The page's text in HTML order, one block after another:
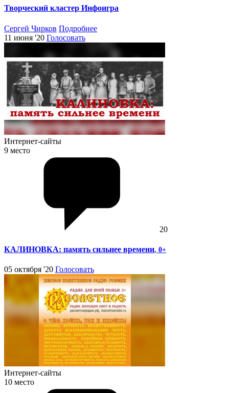
Творческий кластер Инфоигра
Сергей Чирков Подробнее
11 июня '20 Голосовать
Интернет-сайты
9 место
20
КАЛИНОВКА: память сильнее времени, 0+
05 октября '20 Голосовать
Интернет-сайты
10 место